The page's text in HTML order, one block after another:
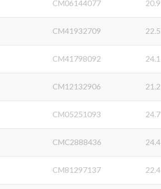
CM06144077 20.9
CM41932709 22.5
CM41798092 24.1
CM12132906 21.2
CM05251093 24.7
CMC2888436 24.4
CM81297137 22.4